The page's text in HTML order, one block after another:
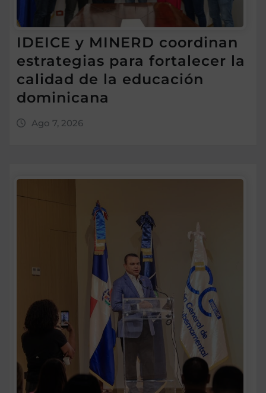
IDEICE y MINERD coordinan
estrategias para fortalecer la
calidad de la educación
dominicana
Ago 7, 2026